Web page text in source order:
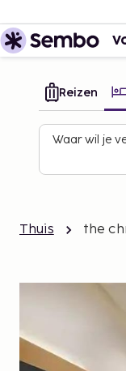
Reizen
Waar wil je
Thuis the